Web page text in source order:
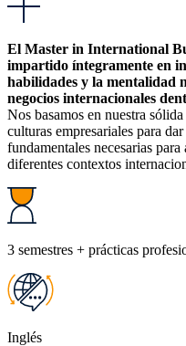
El Master in International
impartido íntegramente en
habilidades y la mentalidad
negocios internacionales
Nos basamos en nuestra
culturas empresariales para
fundamentales necesarias
diferentes contextos
3 semestres + prácticas
Inglés